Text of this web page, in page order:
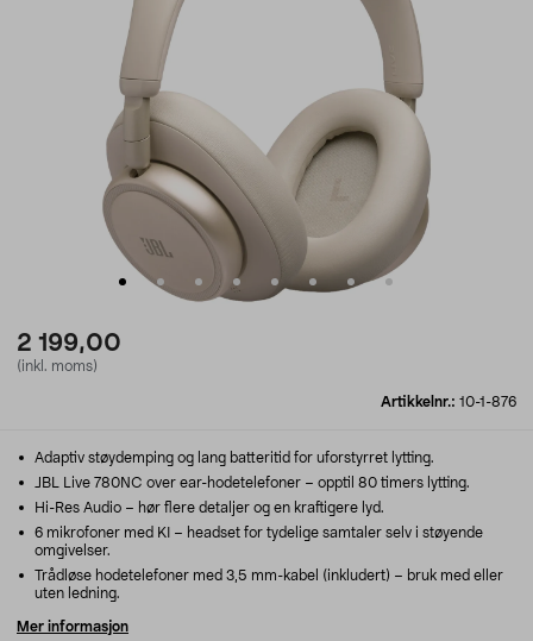
2 199,00
(inkl. moms)
Artikkelnr.: 10-1-876
Adaptiv støydemping og lang batteritid for uforstyrret lytting.
JBL Live 780NC over ear-hodetelefoner – opptil 80 timers lytting.
Hi-Res Audio – hør flere detaljer og en kraftigere lyd.
6 mikrofoner med KI – headset for tydelige samtaler selv i støyende
omgivelser.
Trådløse hodetelefoner med 3,5 mm-kabel (inkludert) – bruk med eller
uten ledning.
Mer informasjon